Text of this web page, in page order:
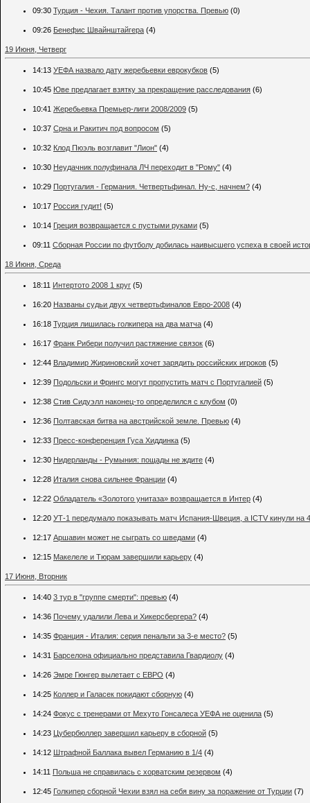
09:30 Турция - Чехия. Талант против упорства. Превью (0)
09:26 Бенефис Швайнштайгера (4)
19 Июня, Четверг
14:13 УЕФА назвало дату жеребьевки еврокубков (5)
10:45 Юве предлагает взятку за прекращение расследования (6)
10:41 Жеребьевка Премьер-лиги 2008/2009 (5)
10:37 Срна и Ракитич под вопросом (5)
10:32 Клод Пюэль возглавит "Лион" (4)
10:30 Неудачник полуфинала ЛЧ переходит в "Рому" (4)
10:29 Португалия - Германия. Четвертьфинал. Ну-с, начнем? (4)
10:17 Россия гудит! (5)
10:14 Греция возвращается с пустыми руками (5)
09:11 Сборная России по футболу добилась наивысшего успеха в своей
18 Июня, Среда
18:11 Интертото 2008 1 круг (5)
16:20 Названы судьи двух четвертьфиналов Евро-2008 (4)
16:18 Турция лишилась голкипера на два матча (4)
16:17 Франк Рибери получил растяжение связок (6)
12:44 Владимир Жириновский хочет зарядить российских игроков (5)
12:39 Подольски и Фрингс могут пропустить матч с Португалией (5)
12:38 Стив Сидуэлл наконец-то определился с клубом (0)
12:36 Полтавская битва на австрийской земле. Превью (4)
12:33 Пресс-конференция Гуса Хиддинка (5)
12:30 Нидерланды - Румыния: пощады не ждите (4)
12:28 Италия снова сильнее Франции (4)
12:22 Обладатель «Золотого унитаза» возвращается в Интер (4)
12:20 УТ-1 передумало показывать матч Испания-Швеция, а ICTV кинули на
12:17 Аршавин может не сыграть со шведами (4)
12:15 Макелеле и Тюрам завершили карьеру (4)
17 Июня, Вторник
14:40 3 тур в "группе смерти": превью (4)
14:36 Почему удалили Лева и Хикерсбергера? (4)
14:35 Франция - Италия: серия пенальти за 3-е место? (5)
14:31 Барселона официально представила Гвардиолу (4)
14:26 Эмре Гюнгер вылетает с ЕВРО (4)
14:25 Коллер и Галасек покидают сборную (4)
14:24 Фокус с тренерами от Мехуто Гонсалеса УЕФА не оценила (5)
14:23 Цубербюллер завершил карьеру в сборной (5)
14:12 Штрафной Баллака вывел Германию в 1/4 (4)
14:11 Польша не справилась с хорватским резервом (4)
12:45 Голкипер сборной Чехии взял на себя вину за поражение от Турции (7)